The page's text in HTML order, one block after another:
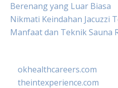
Berenang yang Luar Biasa
Nikmati Keindahan Jacuzzi
Manfaat dan Teknik Sauna
okhealthcareers.com
theintexperience.com